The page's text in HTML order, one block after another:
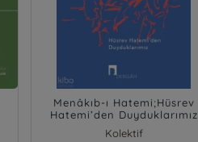
Menâkıb-ı Hatemi;Hüsrev
Hatemi’den Duyduklarımız
Kolektif